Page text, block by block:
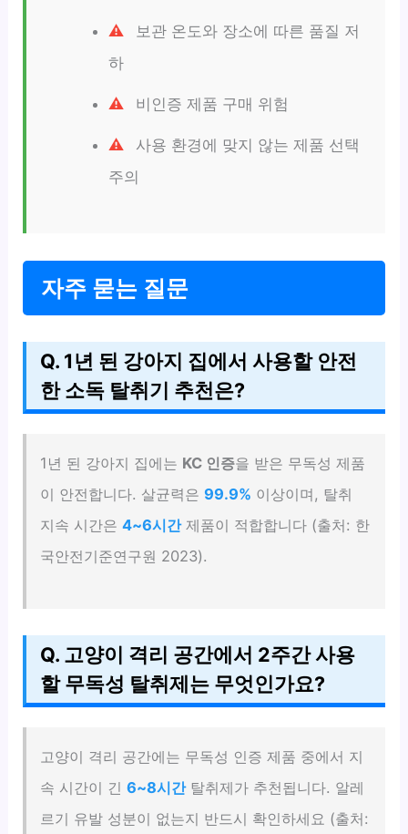
보관 온도와 장소에 따른 품질 저
하
비인증 제품 구매 위험
사용 환경에 맞지 않는 제품 선택
주의
자주 묻는 질문
Q. 1년 된 강아지 집에서 사용할 안전
한 소독 탈취기 추천은?
1년 된 강아지 집에는 KC 인증을 받은 무독성 제품
이 안전합니다. 살균력은 99.9% 이상이며, 탈취
지속 시간은4~6시간제품이 적합합니다 (출처: 한
국안전기준연구원 2023).
Q. 고양이 격리 공간에서 2주간 사용
할 무독성 탈취제는 무엇인가요?
고양이 격리 공간에는 무독성 인증 제품 중에서 지
속 시간이 긴6~8시간탈취제가 추천됩니다. 알레
르기 유발 성분이 없는지 반드시 확인하세요 (출처: